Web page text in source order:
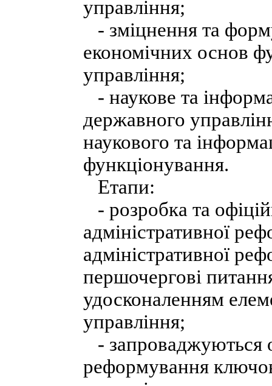
управління;
- зміцнення та
економічних основ
управління;
- наукове та
державного
наукового та
функціонування.
Етапи:
- розробка та
адміністративної
адміністративної
першочергові
удосконаленням
управління;
- запроваджуються
реформування